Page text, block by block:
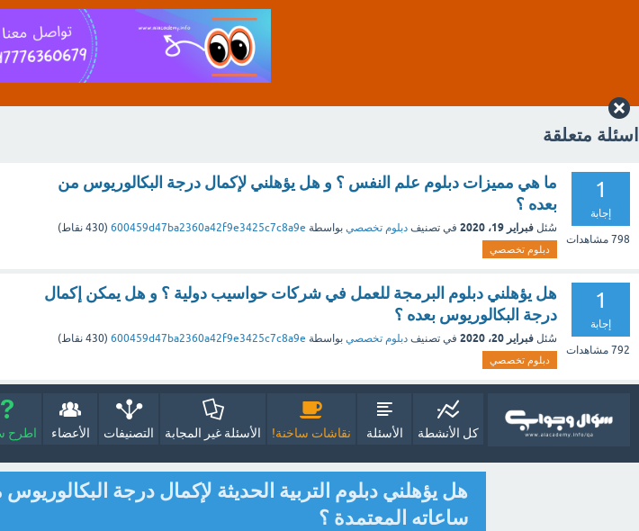
اسئلة متعلقة
1
إجابة
798 مشاهدات
ما هي مميزات دبلوم علم النفس ؟ و هل يؤهلني لإكمال درجة البكالوريوس من
بعده ؟
سُئل فبراير 19، 2020 في تصنيف دبلوم تخصصي بواسطة 600459d47ba2360a42f9e3425c7c8a9e
(
430 نقاط)
دبلوم تخصصي
1
إجابة
792 مشاهدات
هل يؤهلني دبلوم البرمجة للعمل في شركات حواسيب دولية ؟ و هل يمكن إكمال
درجة البكالوريوس بعده ؟
سُئل فبراير 20، 2020 في تصنيف دبلوم تخصصي بواسطة 600459d47ba2360a42f9e3425c7c8a9e
(
430 نقاط)
دبلوم تخصصي
كل الأنشطة الأسئلة نقاشات ساخنة! الأسئلة غير المجابة التصنيفات الأعضاء اطرح
هل يؤهلني دبلوم التربية الحديثة لإكمال درجة
ساعاته المعتمدة ؟